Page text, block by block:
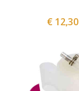
€ 12,30